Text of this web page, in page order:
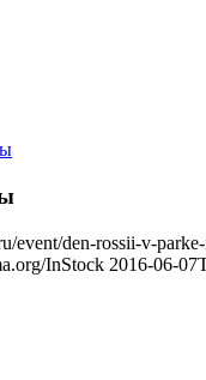
event/den-rossii-v-
InStock 2016-06-